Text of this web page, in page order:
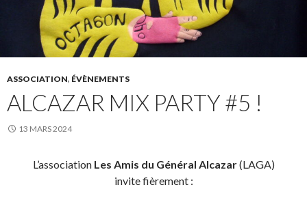
ASSOCIATION, ÉVÈNEMENTS
ALCAZAR MIX PARTY #5 !
13 MARS 2024
L’association Les Amis du Général Alcazar(LAGA)
invite fièrement :